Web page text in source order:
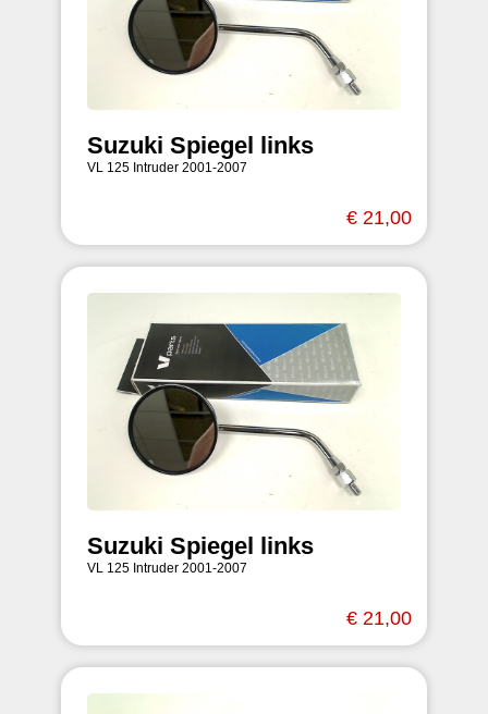
Suzuki Spiegel links
VL 125 Intruder 2001-2007
€ 21,00
Suzuki Spiegel links
VL 125 Intruder 2001-2007
€ 21,00